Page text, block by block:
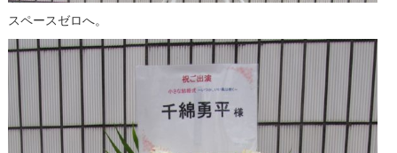
スペースゼロへ。